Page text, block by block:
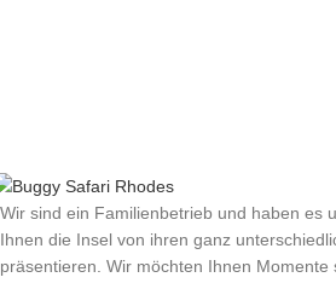
Wir sind ein Familienbetrieb und haben es
Ihnen die Insel von ihren ganz
präsentieren. Wir möchten Ihnen Momente